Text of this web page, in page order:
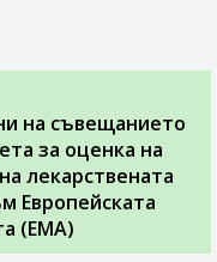
на съвeщанието
за оценка на
лекарствената
Европейската
(ЕМА)